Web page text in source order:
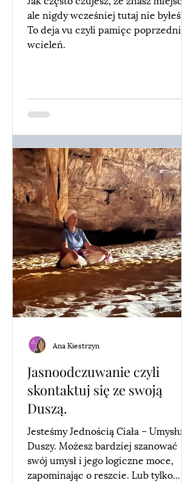
ale nigdy wcześniej tutaj nie byłeś?
To deja vu czyli pamięc poprzednich
wcieleń.
Jasnoodczuwanie czyli
skontaktuj się ze swoją
Duszą.
Jesteśmy Jednością Ciała – Umysłu –
Duszy. Możesz bardziej szanować
swój umysł i jego logiczne moce,
zapominając o reszcie. Lub tylko...
Ana Kiestrzyn